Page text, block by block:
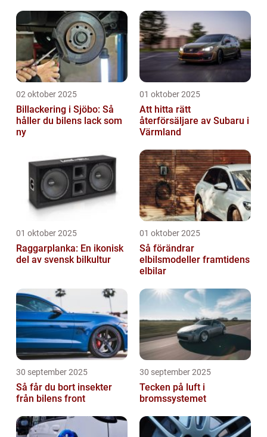
02 oktober 2025
Billackering i Sjöbo: Så
håller du bilens lack som
ny
01 oktober 2025
Att hitta rätt
återförsäljare av Subaru i
Värmland
01 oktober 2025
Raggarplanka: En ikonisk
del av svensk bilkultur
01 oktober 2025
Så förändrar
elbilsmodeller framtidens
elbilar
30 september 2025
Så får du bort insekter
från bilens front
30 september 2025
Tecken på luft i
bromssystemet